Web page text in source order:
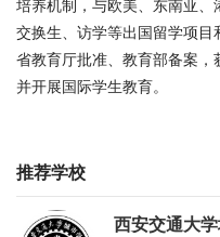
培养机制，与欧美、东南亚
交换生、访学等出国留学项
省教育厅批准、教育部备案
并开展国际学生教育。
推荐学校
西安交通大